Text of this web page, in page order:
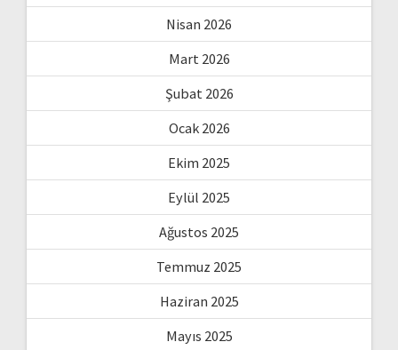
Nisan 2026
Mart 2026
Şubat 2026
Ocak 2026
Ekim 2025
Eylül 2025
Ağustos 2025
Temmuz 2025
Haziran 2025
Mayıs 2025